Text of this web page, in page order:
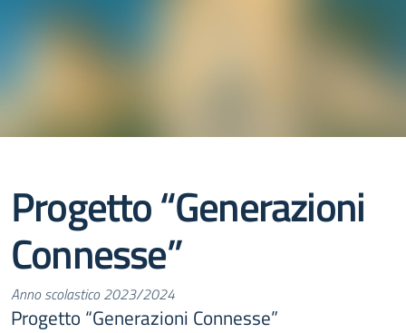
Progetto “Generazioni
Connesse”
Anno scolastico 2023/2024
Progetto “Generazioni Connesse”